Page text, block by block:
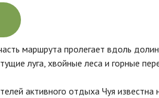
маршрута пролегает вдоль
луга, хвойные леса и горные
активного отдыха Чуя известна